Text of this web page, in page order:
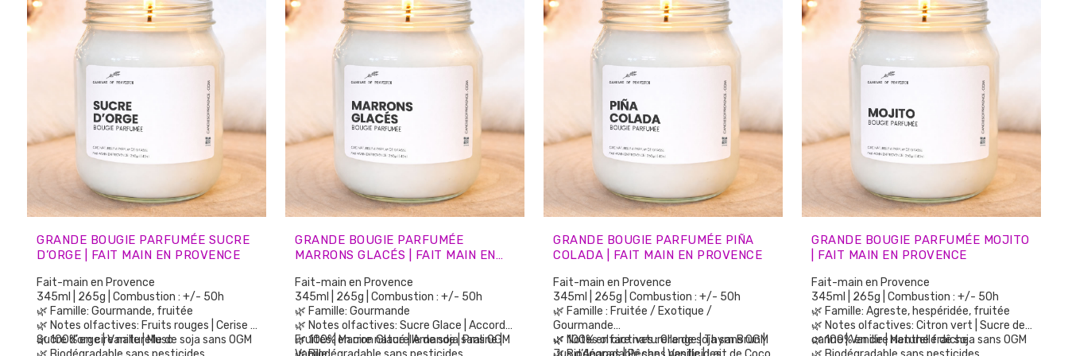
GRANDE BOUGIE PARFUMÉE SUCRE
D’ORGE | FAIT MAIN EN PROVENCE
Fait-main en Provence
345ml | 265g | Combustion : +/- 50h
🌿 Famille: Gourmande, fruitée
🌿 Notes olfactives: Fruits rouges | Cerise |
Sucre d’orge | Vanille | Musc
🌿 100% en cire naturelle de soja sans OGM
GRANDE BOUGIE PARFUMÉE
MARRONS GLACÉS | FAIT MAIN EN
Fait-main en Provence
345ml | 265g | Combustion : +/- 50h
🌿 Famille: Gourmande
🌿 Notes olfactives: Sucre Glace | Accords
Fruités | Marron Glacé | Amande | Praline |
🌿 100% en cire naturelle de soja sans OGM
GRANDE BOUGIE PARFUMÉE PIÑA
COLADA | FAIT MAIN EN PROVENCE
Fait-main en Provence
345ml | 265g | Combustion : +/- 50h
🌿 Famille : Fruitée / Exotique /
Gourmande
🌿 Notes olfactives : Orange | Thym Brun |
🌿 100% en cire naturelle de soja sans OGM
GRANDE BOUGIE PARFUMÉE MOJITO
| FAIT MAIN EN PROVENCE
Fait-main en Provence
345ml | 265g | Combustion : +/- 50h
🌿 Famille: Agreste, hespéridée, fruitée
🌿 Notes olfactives: Citron vert | Sucre de
canne | Vanille | Menthe fraîche
🌿 100% en cire naturelle de soja sans OGM